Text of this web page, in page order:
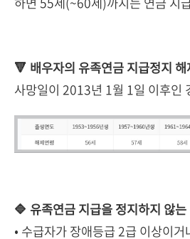
🔻 배우자의 유족연금 지급정지
사망일이 2013년 1월 1일 이후인
🔷 유족연금 지급을 정지하지 않는
• 수급자가 장애등급 2급 이상이거